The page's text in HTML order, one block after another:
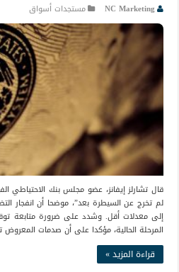
NC Marketing مستجدات أسواق
قال تشارلز إيفانز، عضو مجلس بنك الاحتياطي
لم تخرج عن السيطرة بعد”، موضحا أن انفجار
إلى معدلات أقل. وشدد على ضرورة متابعة
المرحلة الحالية، مؤكدا على أن صدمات
قراءة المزيد »